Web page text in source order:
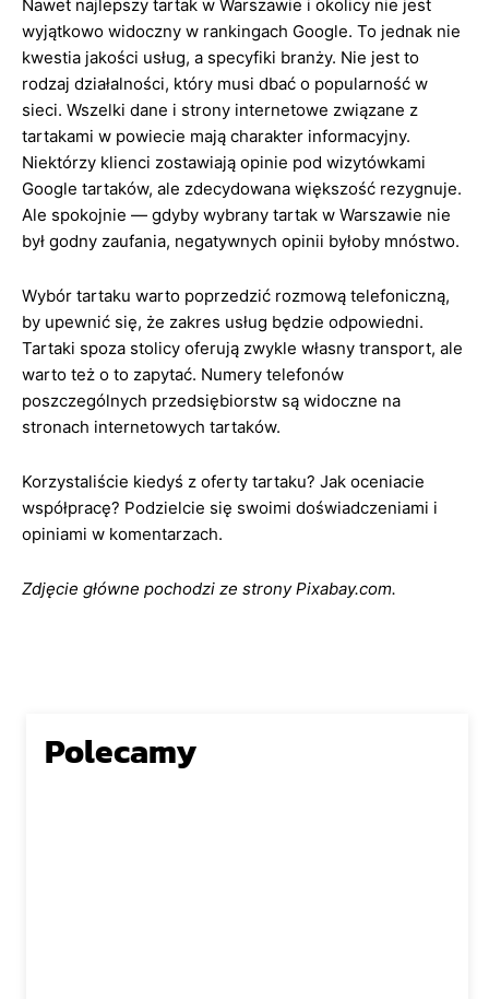
Nawet najlepszy tartak w Warszawie i okolicy nie jest
wyjątkowo widoczny w rankingach Google. To jednak nie
kwestia jakości usług, a specyfiki branży. Nie jest to
rodzaj działalności, który musi dbać o popularność w
sieci. Wszelki dane i strony internetowe związane z
tartakami w powiecie mają charakter informacyjny.
Niektórzy klienci zostawiają opinie pod wizytówkami
Google tartaków, ale zdecydowana większość rezygnuje.
Ale spokojnie — gdyby wybrany tartak w Warszawie nie
był godny zaufania, negatywnych opinii byłoby mnóstwo.
Wybór tartaku warto poprzedzić rozmową telefoniczną,
by upewnić się, że zakres usług będzie odpowiedni.
Tartaki spoza stolicy oferują zwykle własny transport, ale
warto też o to zapytać. Numery telefonów
poszczególnych przedsiębiorstw są widoczne na
stronach internetowych tartaków.
Korzystaliście kiedyś z oferty tartaku? Jak oceniacie
współpracę? Podzielcie się swoimi doświadczeniami i
opiniami w komentarzach.
Zdjęcie główne pochodzi ze strony Pixabay.com.
Polecamy